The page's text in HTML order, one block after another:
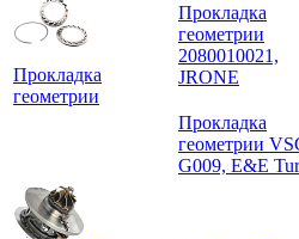
Прокладка
геометрии
Прокладка
геометрии
2080010021,
JRONE
Прокладка
геометрии
G009, E&E